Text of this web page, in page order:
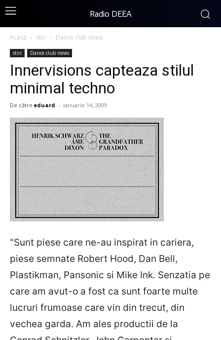
Radio DEEA
Acasă stiri Dance club news
stiri Dance club news
Innervisions capteaza stilul
minimal techno
De către eduard - ianuarie 14, 2009
"Sunt piese care ne-au inspirat in cariera,
piese semnate Robert Hood, Dan Bell,
Plastikman, Pansonic si Mike Ink. Senzatia pe
care am avut-o a fost ca sunt foarte multe
lucruri frumoase care vin din trecut, din
vechea garda. Am ales productii de la